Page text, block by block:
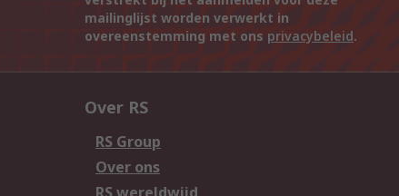
mailinglijst worden verwerkt in
overeenstemming met ons privacybeleid.
Over RS
RS Group
Over ons